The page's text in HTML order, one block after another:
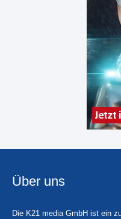
Über uns
Die K21 media GmbH ist ein